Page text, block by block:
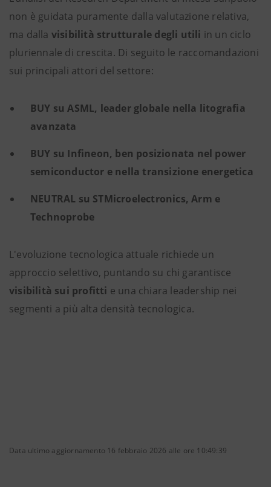
non è guidata puramente dalla valutazione relativa,
ma dalla visibilità strutturale degli utili in un ciclo
pluriennale di crescita. Di seguito le raccomandazioni
sui principali attori del settore:
BUY su ASML, leader globale nella litografia
avanzata
BUY su Infineon, ben posizionata nel power
semiconductor e nella transizione energetica
NEUTRAL su STMicroelectronics, Arm e
Technoprobe
L'evoluzione tecnologica attuale richiede un
approccio selettivo, puntando su chi garantisce
visibilità sui profitti e una chiara leadership nei
segmenti a più alta densità tecnologica.
Data ultimo aggiornamento 16 febbraio 2026 alle ore 10:49:39